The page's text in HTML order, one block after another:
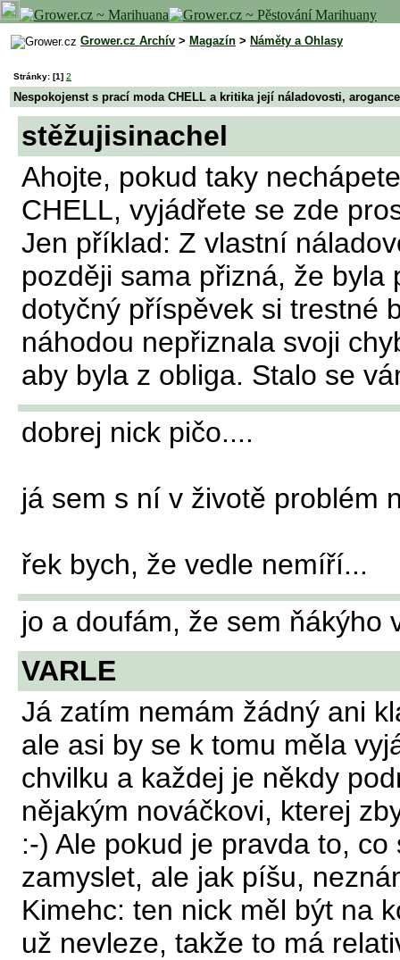
Grower.cz Archív > Magazín > Náměty a Ohlasy
Stránky: [1] 2
Nespokojenst s prací moda CHELL a kritika její náladovosti,
stěžujisinachel
Ahojte, pokud taky
CHELL, vyjádřete se zde
Jen příklad: Z vlastní
později sama přizná, že
dotyčný příspěvek si trestné
náhodou nepřiznala svoji
aby byla z obliga. Stalo se
dobrej nick pičo....
já sem s ní v životě problém
řek bych, že vedle nemíří...
jo a doufám, že sem ňákýho
VARLE
Já zatím nemám žádný ani
ale asi by se k tomu měla
chvilku a každej je někdy
nějakým nováčkovi, kterej
:-) Ale pokud je pravda to,
zamyslet, ale jak píšu,
Kimehc: ten nick měl být na
už nevleze, takže to má